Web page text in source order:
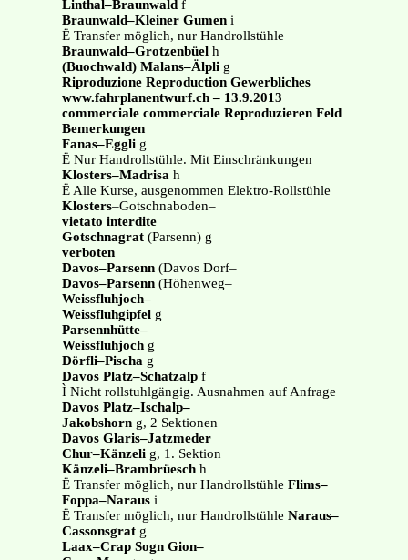
Linthal–Braunwald f
Braunwald–Kleiner Gumeni
Ë Transfer möglich, nur Handrollstühle
Braunwald–Grotzenbüelh
(Buochwald) Malans–Älplig
Riproduzione Reproduction Gewerbliches
www.fahrplanentwurf.ch – 13.9.2013
commerciale commerciale Reproduzieren Feld
Bemerkungen
Fanas–Egglig
Ë Nur Handrollstühle. Mit Einschränkungen
Klosters–Madrisah
Ë Alle Kurse, ausgenommen Elektro-Rollstühle
Klosters–Gotschnaboden–
vietato interdite
Gotschnagrat (Parsenn) g
verboten
Davos–Parsenn (Davos Dorf–
Davos–Parsenn (Höhenweg–
Weissfluhjoch–
Weissfluhgipfelg
Parsennhütte–
Weissfluhjochg
Dörfli–Pischag
Davos Platz–Schatzalpf
Ì Nicht rollstuhlgängig. Ausnahmen auf Anfrage
Davos Platz–Ischalp–
Jakobshorng, 2 Sektionen
Davos Glaris–Jatzmeder
Chur–Känzelig, 1. Sektion
Känzeli–Brambrüeschh
Ë Transfer möglich, nur Handrollstühle Flims–
Foppa–Narausi
Ë Transfer möglich, nur Handrollstühle Naraus–
Cassonsgratg
Laax–Crap Sogn Gion–